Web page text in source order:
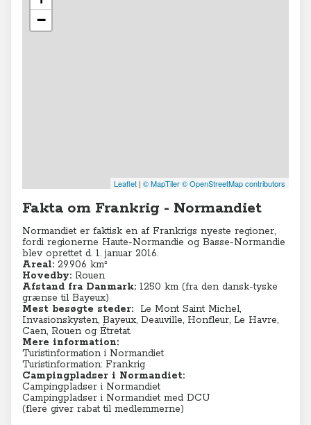
−
Leaflet | © MapTiler© OpenStreetMap contributors
Fakta om Frankrig - Normandiet
Normandiet er faktisk en af Frankrigs nyeste regioner,
fordi regionerne Haute-Normandie og Basse-Normandie
blev oprettet d. 1. januar 2016.
Areal: 29.906 km²
Hovedby: Rouen
Afstand fra Danmark: 1250 km (fra den dansk-tyske
grænse til Bayeux)
Mest besøgte steder:
Le Mont Saint Michel,
Invasionskysten, Bayeux, Deauville, Honfleur, Le Havre,
Caen, Rouen og Étretat.
Mere information:
Turistinformation i Normandiet
Turistinformation: Frankrig
Campingpladser i Normandiet:
Campingpladser i Normandiet
Campingpladser i Normandiet med DCU
(flere giver rabat til medlemmerne)